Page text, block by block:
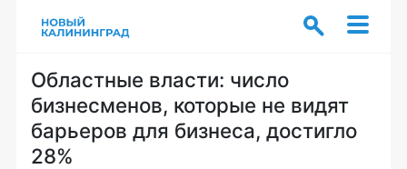
Областные власти: число
бизнесменов, которые не видят
барьеров для бизнеса, достигло
28%